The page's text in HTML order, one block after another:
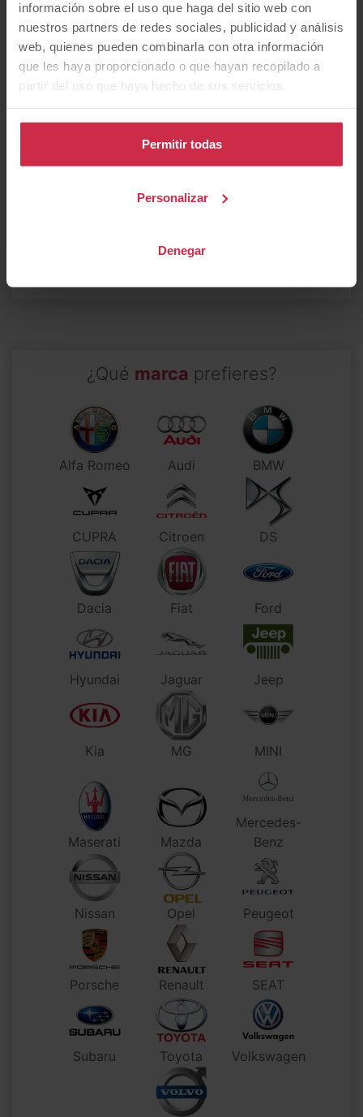
información sobre el uso que haga del sitio web con
nuestros partners de redes sociales, publicidad y análisis
web, quienes pueden combinarla con otra información
que les haya proporcionado o que hayan recopilado a
partir del uso que haya hecho de sus servicios.
Permitir todas
Personalizar
Denegar
4x4 y SUV utilitario berlina
autocaravana
¿Qué marca prefieres?
Alfa Romeo Audi BMW
CUPRA Citroen DS
Dacia Fiat Ford
Hyundai Jaguar Jeep
Kia MG MINI
Maserati Mazda
Mercedes-
Benz
Nissan Opel Peugeot
Porsche Renault SEAT
Subaru Toyota Volkswagen